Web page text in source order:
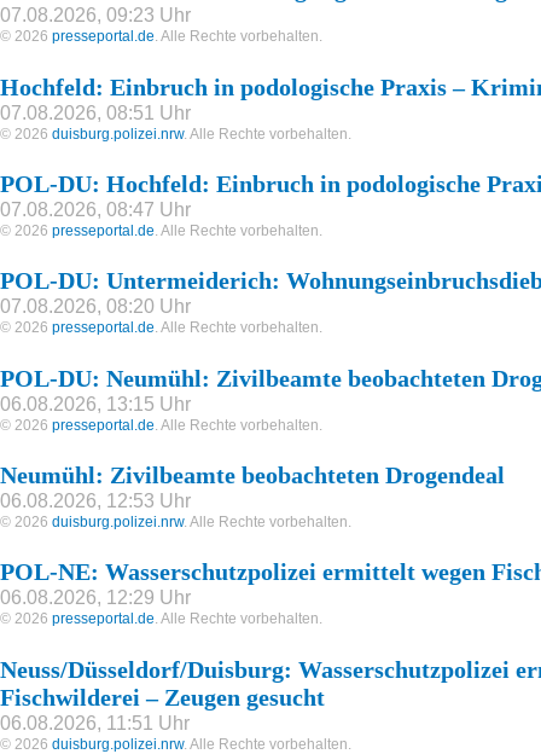
07.08.2026, 09:23 Uhr
© 2026 presseportal.de. Alle Rechte vorbehalten.
Hochfeld: Einbruch in podologische Praxis –
07.08.2026, 08:51 Uhr
© 2026 duisburg.polizei.nrw. Alle Rechte vorbehalten.
POL-DU: Hochfeld: Einbruch in podologische
07.08.2026, 08:47 Uhr
© 2026 presseportal.de. Alle Rechte vorbehalten.
POL-DU: Untermeiderich:
07.08.2026, 08:20 Uhr
© 2026 presseportal.de. Alle Rechte vorbehalten.
POL-DU: Neumühl: Zivilbeamte beobachteten
06.08.2026, 13:15 Uhr
© 2026 presseportal.de . Alle Rechte vorbehalten.
Neumühl: Zivilbeamte beobachteten Drogendeal
06.08.2026, 12:53 Uhr
© 2026 duisburg.polizei.nrw. Alle Rechte vorbehalten.
POL-NE: Wasserschutzpolizei ermittelt wegen
06.08.2026, 12:29 Uhr
© 2026 presseportal.de. Alle Rechte vorbehalten.
Neuss/Düsseldorf/Duisburg: Wasserschutzpolizei
Fischwilderei – Zeugen gesucht
06.08.2026, 11:51 Uhr
© 2026 duisburg.polizei.nrw. Alle Rechte vorbehalten.